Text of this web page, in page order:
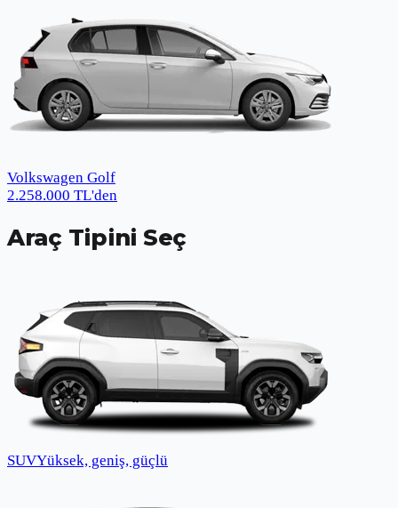
Volkswagen Golf
2.258.000 TL'den
Araç Tipini Seç
SUVYüksek, geniş, güçlü